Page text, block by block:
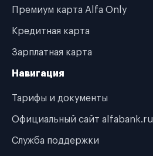
Премиум карта Alfa Only
Кредитная карта
Зарплатная карта
Навигация
Тарифы и документы
Официальный сайт alfabank.ru
Служба поддержки